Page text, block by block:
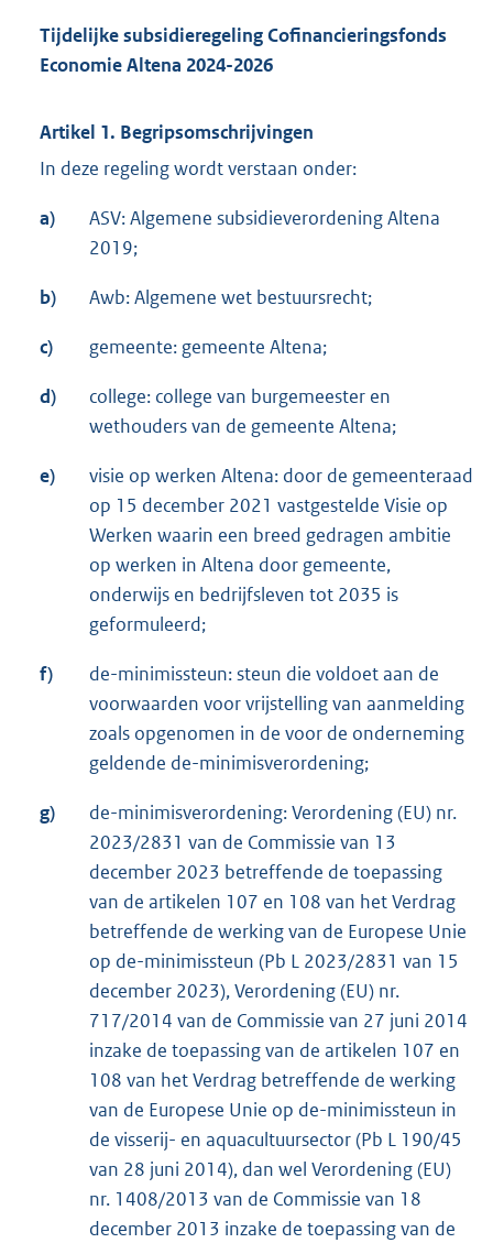
Tijdelijke subsidieregeling Cofinancieringsfonds
Economie Altena 2024-2026
Artikel 1. Begripsomschrijvingen
In deze regeling wordt verstaan onder:
a)
ASV: Algemene subsidieverordening Altena
2019;
b) Awb: Algemene wet bestuursrecht;
c) gemeente: gemeente Altena;
d)
college: college van burgemeester en
wethouders van de gemeente Altena;
e)
visie op werken Altena: door de gemeenteraad
op 15 december 2021 vastgestelde Visie op
Werken waarin een breed gedragen ambitie
op werken in Altena door gemeente,
onderwijs en bedrijfsleven tot 2035 is
geformuleerd;
f)
de-minimissteun: steun die voldoet aan de
voorwaarden voor vrijstelling van aanmelding
zoals opgenomen in de voor de onderneming
geldende de-minimisverordening;
g)
de-minimisverordening: Verordening (EU) nr.
2023/2831 van de Commissie van 13
december 2023 betreffende de toepassing
van de artikelen 107 en 108 van het Verdrag
betreffende de werking van de Europese Unie
op de-minimissteun (Pb L 2023/2831 van 15
december 2023), Verordening (EU) nr.
717/2014 van de Commissie van 27 juni 2014
inzake de toepassing van de artikelen 107 en
108 van het Verdrag betreffende de werking
van de Europese Unie op de-minimissteun in
de visserij- en aquacultuursector (Pb L 190/45
van 28 juni 2014), dan wel Verordening (EU)
nr. 1408/2013 van de Commissie van 18
december 2013 inzake de toepassing van de